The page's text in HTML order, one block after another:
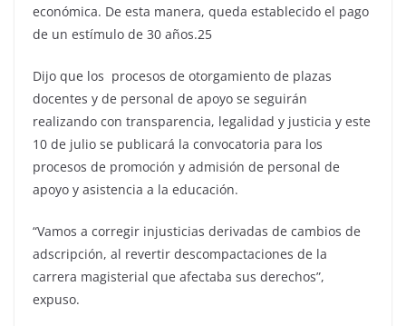
económica. De esta manera, queda establecido el pago
de un estímulo de 30 años.25
Dijo que los procesos de otorgamiento de plazas
docentes y de personal de apoyo se seguirán
realizando con transparencia, legalidad y justicia y este
10 de julio se publicará la convocatoria para los
procesos de promoción y admisión de personal de
apoyo y asistencia a la educación.
“Vamos a corregir injusticias derivadas de cambios de
adscripción, al revertir descompactaciones de la
carrera magisterial que afectaba sus derechos”,
expuso.